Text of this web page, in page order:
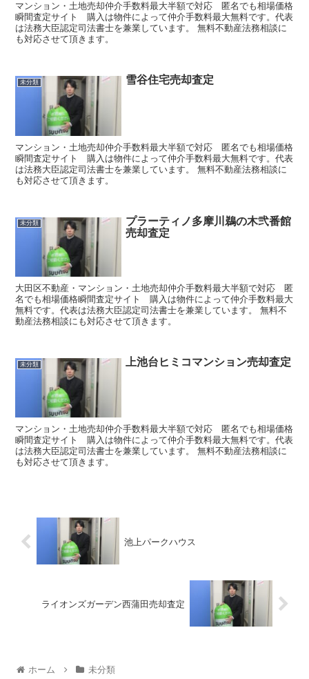
マンション・土地売却仲介手数料最大半額で対応 匿名でも相場価格
瞬間査定サイト 購入は物件によって仲介手数料最大無料です。代表
は法務大臣認定司法書士を兼業しています。 無料不動産法務相談に
も対応させて頂きます。
未分類 雪谷住宅売却査定
マンション・土地売却仲介手数料最大半額で対応 匿名でも相場価格
瞬間査定サイト 購入は物件によって仲介手数料最大無料です。代表
は法務大臣認定司法書士を兼業しています。 無料不動産法務相談に
も対応させて頂きます。
未分類
プラーティノ多摩川鵜の木弐番館
売却査定
大田区不動産・マンション・土地売却仲介手数料最大半額で対応 匿
名でも相場価格瞬間査定サイト 購入は物件によって仲介手数料最大
無料です。代表は法務大臣認定司法書士を兼業しています。 無料不
動産法務相談にも対応させて頂きます。
未分類 上池台ヒミコマンション売却査定
マンション・土地売却仲介手数料最大半額で対応 匿名でも相場価格
瞬間査定サイト 購入は物件によって仲介手数料最大無料です。代表
は法務大臣認定司法書士を兼業しています。 無料不動産法務相談に
も対応させて頂きます。
池上パークハウス
ライオンズガーデン西蒲田売却査定
ホーム 未分類